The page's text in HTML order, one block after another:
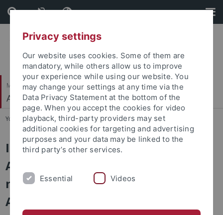
Skip
to
content
Skip
to
footer
Mathematisch-Naturwissenschaftliche Fakultät
Angewandte Kognitionspsychologie
You are here: Startseite ... Forschung
Im Folgenden finden Sie eine
Auswahl an Forschungsthemen,
mit denen wir uns an unserem
Arbeitsbereich beschäftigen.
Privacy settings
Our website uses cookies. Some of them are
mandatory, while others allow us to improve
your experience while using our website. You
may change your settings at any time via the
Data Privacy Statement at the bottom of the
page. When you accept the cookies for video
playback, third-party providers may set
additional cookies for targeting and advertising
purposes and your data may be linked to the
third party’s other services.
Essential Videos